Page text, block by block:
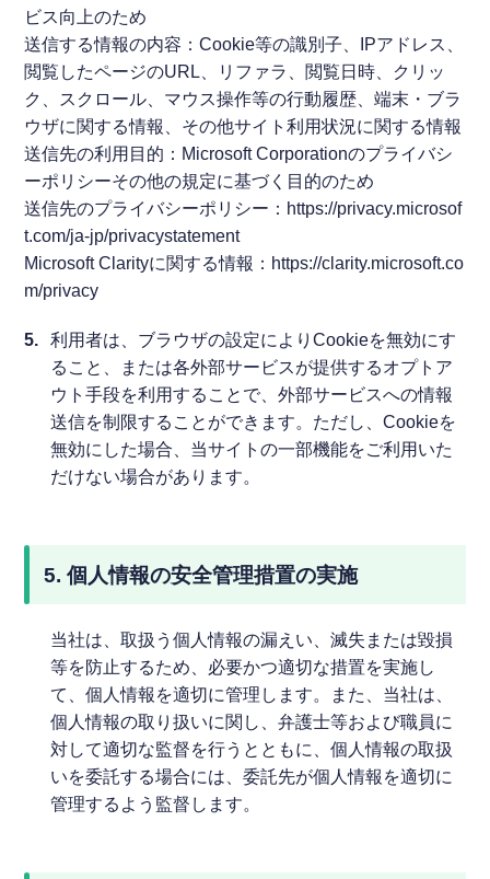
ビス向上のため
送信する情報の内容：Cookie等の識別子、IPアドレス、
閲覧したページのURL、リファラ、閲覧日時、クリッ
ク、スクロール、マウス操作等の行動履歴、端末・ブラ
ウザに関する情報、その他サイト利用状況に関する情報
送信先の利用目的：Microsoft Corporationのプライバシ
ーポリシーその他の規定に基づく目的のため
送信先のプライバシーポリシー：https://privacy.microsof
t.com/ja-jp/privacystatement
Microsoft Clarityに関する情報：https://clarity.microsoft.co
m/privacy
5.
利用者は、ブラウザの設定によりCookieを無効にす
ること、または各外部サービスが提供するオプトア
ウト手段を利用することで、外部サービスへの情報
送信を制限することができます。ただし、Cookieを
無効にした場合、当サイトの一部機能をご利用いた
だけない場合があります。
5. 個人情報の安全管理措置の実施
当社は、取扱う個人情報の漏えい、滅失または毀損
等を防止するため、必要かつ適切な措置を実施し
て、個人情報を適切に管理します。また、当社は、
個人情報の取り扱いに関し、弁護士等および職員に
対して適切な監督を行うとともに、個人情報の取扱
いを委託する場合には、委託先が個人情報を適切に
管理するよう監督します。